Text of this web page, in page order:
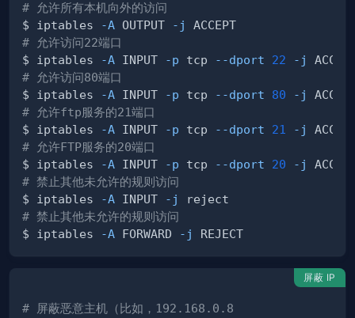
# 允许所有本机向外的访问
$ iptables
-A OUTPUT -j
# 允许访问22端口
$ iptables
-A INPUT -p tcp --dport 22
-j
# 允许访问80端口
$ iptables
-A INPUT -p tcp --dport 80
-j
# 允许ftp服务的21端口
$ iptables
-A INPUT -p tcp --dport 21
-j
# 允许FTP服务的20端口
$ iptables
-A INPUT -p tcp --dport 20
-j
# 禁止其他未允许的规则访问
$ iptables
-A INPUT -j
# 禁止其他未允许的规则访问
$ iptables
-A FORWARD -j
屏蔽 IP
# 屏蔽恶意主机（比如，192.168.0.8